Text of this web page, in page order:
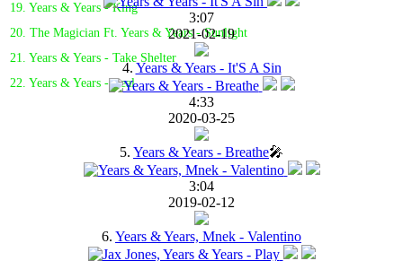
19. Years & Years - King
20. The Magician Ft. Years & Years - Sunlight
21. Years & Years - Take Shelter
22. Years & Years - Real
3:07
2021-02-19
4. Years & Years - It'S A Sin
4:33
2020-03-25
5. Years & Years - Breathe🎤
3:04
2019-02-12
6. Years & Years, Mnek - Valentino